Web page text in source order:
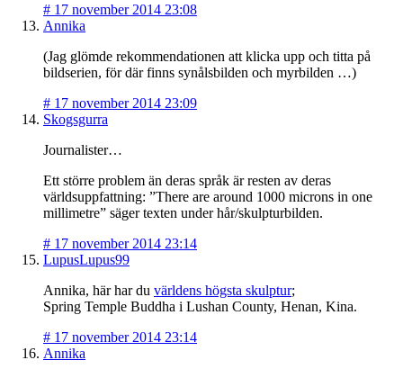
# 17 november 2014 23:08
Annika
(Jag glömde rekommendationen att klicka upp och titta på
bildserien, för där finns synålsbilden och myrbilden …)
# 17 november 2014 23:09
Skogsgurra
Journalister…
Ett större problem än deras språk är resten av deras
världsuppfattning: ”There are around 1000 microns in one
millimetre” säger texten under hår/skulpturbilden.
# 17 november 2014 23:14
LupusLupus99
Annika, här har du världens högsta skulptur;
Spring Temple Buddha i Lushan County, Henan, Kina.
# 17 november 2014 23:14
Annika